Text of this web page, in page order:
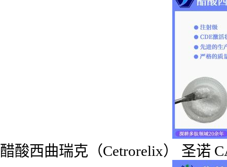
醋酸西曲瑞克（Cetrorelix） 圣诺